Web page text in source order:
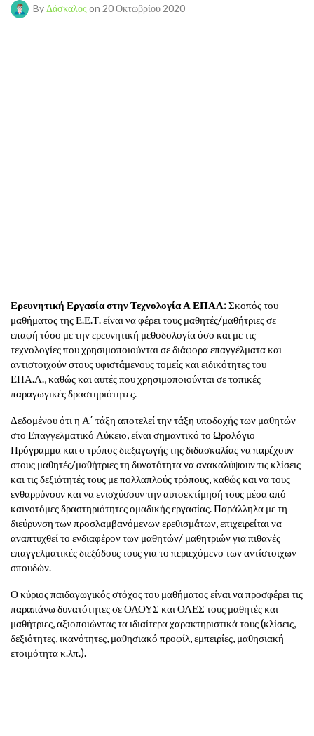
By Δάσκαλος on 20 Οκτωβρίου 2020
Ερευνητική Εργασία στην Τεχνολογία Α ΕΠΑΛ:Σκοπός του
μαθήματος της Ε.Ε.Τ. είναι να φέρει τους μαθητές/μαθήτριες σε
επαφή τόσο με την ερευνητική μεθοδολογία όσο και με τις
τεχνολογίες που χρησιμοποιούνται σε διάφορα επαγγέλματα και
αντιστοιχούν στους υφιστάμενους τομείς και ειδικότητες του
ΕΠΑ.Λ., καθώς και αυτές που χρησιμοποιούνται σε τοπικές
παραγωγικές δραστηριότητες.
Δεδομένου ότι η Α΄ τάξη αποτελεί την τάξη υποδοχής των μαθητών
στο Επαγγελματικό Λύκειο, είναι σημαντικό το Ωρολόγιο
Πρόγραμμα και ο τρόπος διεξαγωγής της διδασκαλίας να παρέχουν
στους μαθητές/μαθήτριες τη δυνατότητα να ανακαλύψουν τις κλίσεις
και τις δεξιότητές τους με πολλαπλούς τρόπους, καθώς και να τους
ενθαρρύνουν και να ενισχύσουν την αυτοεκτίμησή τους μέσα από
καινοτόμες δραστηριότητες ομαδικής εργασίας. Παράλληλα με τη
διεύρυνση των προσλαμβανόμενων ερεθισμάτων, επιχειρείται να
αναπτυχθεί το ενδιαφέρον των μαθητών/ μαθητριών για πιθανές
επαγγελματικές διεξόδους τους για το περιεχόμενο των αντίστοιχων
σπουδών.
Ο κύριος παιδαγωγικός στόχος του μαθήματος είναι να προσφέρει τις
παραπάνω δυνατότητες σε ΟΛΟΥΣ και ΟΛΕΣ τους μαθητές και
μαθήτριες, αξιοποιώντας τα ιδιαίτερα χαρακτηριστικά τους (κλίσεις,
δεξιότητες, ικανότητες, μαθησιακό προφίλ, εμπειρίες, μαθησιακή
ετοιμότητα κ.λπ.).